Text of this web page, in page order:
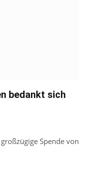
bedankt sich
Spende von